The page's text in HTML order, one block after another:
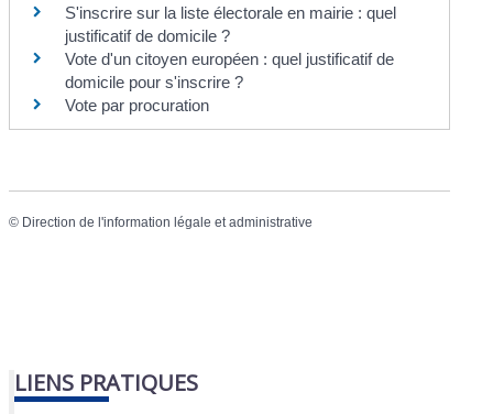
S'inscrire sur la liste électorale en mairie : quel
justificatif de domicile ?
Vote d'un citoyen européen : quel justificatif de
domicile pour s'inscrire ?
Vote par procuration
© Direction de l'information légale et administrative
LIENS PRATIQUES